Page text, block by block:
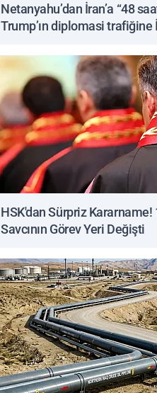
Netanyahu’dan İran’a “48
Trump’ın diplomasi trafiğine
HSK'dan Sürpriz Kararname!
Savcının Görev Yeri Değişti